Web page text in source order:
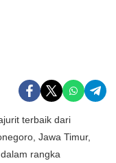
terbaik dari
Jawa Timur,
rangka